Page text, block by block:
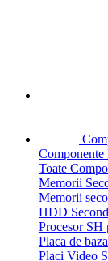
Componente
Toate
Memorii
Memorii
HDD
Procesor SH
Placa de
Placi Video